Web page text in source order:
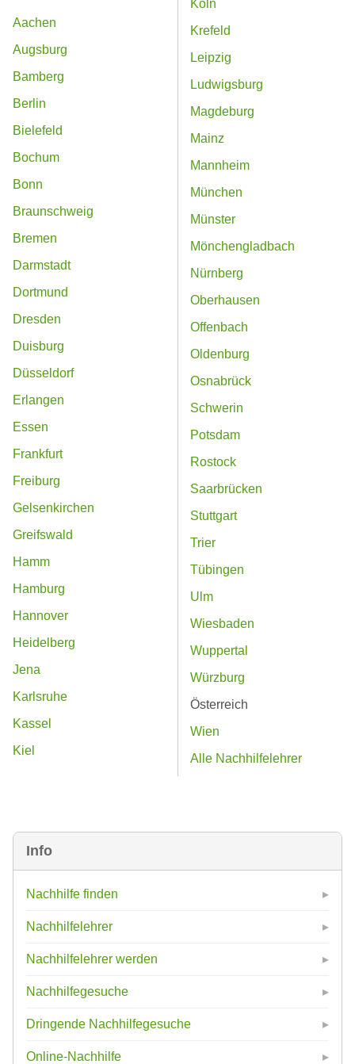
Info
Nachhilfe finden
Nachhilfelehrer
Nachhilfelehrer werden
Nachhilfegesuche
Dringende Nachhilfegesuche
Online-Nachhilfe
Aachen
Augsburg
Bamberg
Berlin
Bielefeld
Bochum
Bonn
Braunschweig
Bremen
Darmstadt
Dortmund
Dresden
Duisburg
Düsseldorf
Erlangen
Essen
Frankfurt
Freiburg
Gelsenkirchen
Greifswald
Hamm
Hamburg
Hannover
Heidelberg
Jena
Karlsruhe
Kassel
Kiel
Köln
Krefeld
Leipzig
Ludwigsburg
Magdeburg
Mainz
Mannheim
München
Münster
Mönchengladbach
Nürnberg
Oberhausen
Offenbach
Oldenburg
Osnabrück
Schwerin
Potsdam
Rostock
Saarbrücken
Stuttgart
Trier
Tübingen
Ulm
Wiesbaden
Wuppertal
Würzburg
Österreich
Wien
Alle Nachhilfelehrer